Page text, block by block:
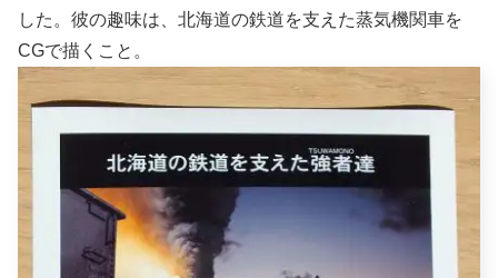
した。彼の趣味は、北海道の鉄道を支えた蒸気機関車を
CGで描くこと。